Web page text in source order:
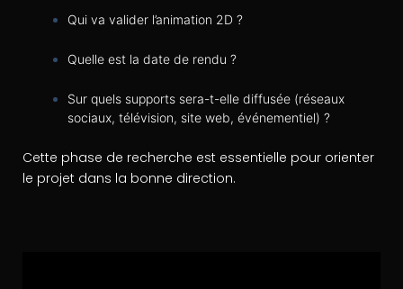
Qui va valider l’animation 2D ?
Quelle est la date de rendu ?
Sur quels supports sera-t-elle diffusée (réseaux
sociaux, télévision, site web, événementiel) ?
Cette phase de recherche est essentielle pour orienter
le projet dans la bonne direction.